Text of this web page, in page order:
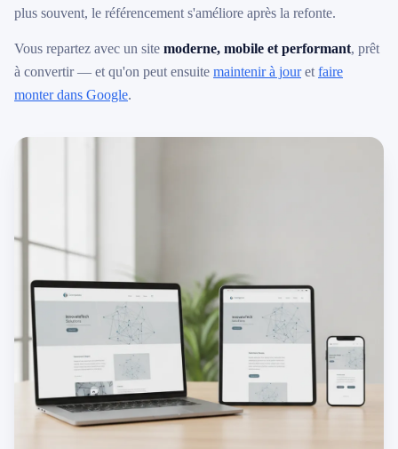
plus souvent, le référencement s'améliore après la refonte.
Vous repartez avec un site moderne, mobile et performant, prêt
à convertir — et qu'on peut ensuite maintenir à jouret faire
monter dans Google.